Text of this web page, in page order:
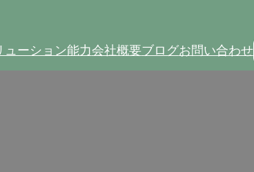
ューション能力会社概要ブログお問い合わせ